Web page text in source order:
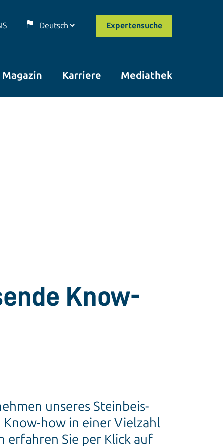
Expertensuche
Magazin Karriere Mediathek
Know-
unseres Steinbeis-
how in einer Vielzahl
erfahren Sie per Klick auf